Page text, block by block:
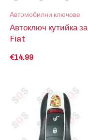
Автомобилни ключове
Автоключ кутийка за
Fiat
€14.99